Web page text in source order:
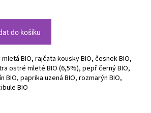
do košíku
BIO, rajčata kousky BIO, česnek BIO,
ostré mleté BIO (6,5%), pepř černý BIO,
BIO, paprika uzená BIO, rozmarýn BIO,
BIO